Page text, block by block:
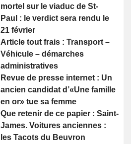
mortel sur le viaduc de St-
Paul : le verdict sera rendu le
21 février
Article tout frais : Transport –
Véhicule – démarches
administratives
Revue de presse internet : Un
ancien candidat d’«Une famille
en or» tue sa femme
Que retenir de ce papier : Saint-
James. Voitures anciennes :
les Tacots du Beuvron